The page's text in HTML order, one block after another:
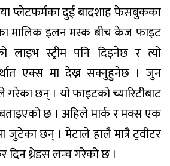
प्लेटफर्मका दुई बादशाह फेसबुकका
मालिक इलन मस्क बीच केज फाइट
स्ट्रीम पनि दिइनेछ र त्यो
एक्स मा देख्न सक्नुहुनेछ । जुन
छन् । यो फाइटको च्यारिटीबाट
छ । अहिले मार्क र मक्स एक
जुटेका छन् । मेटाले हालै मात्रै ट्रवीटर
दिन थ्रेडस लन्च गरेको छ ।